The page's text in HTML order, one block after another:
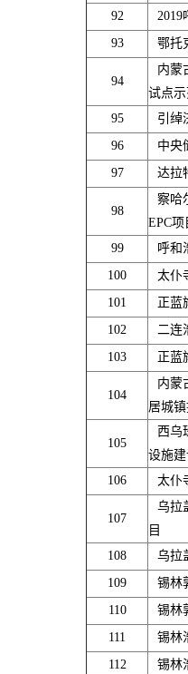
92
2019
93
鄂托
94
内蒙
试点
95
引绰
96
中央
97
达拉
98
察哈
EPC项
99
呼和
100
太仆
101
正蓝
102
二连
103
正蓝
104
内蒙
居城
105
西乌
设施
106
太仆
107
乌拉
目
108
乌拉
109
锡林
110
锡林
111
锡林
112
锡林